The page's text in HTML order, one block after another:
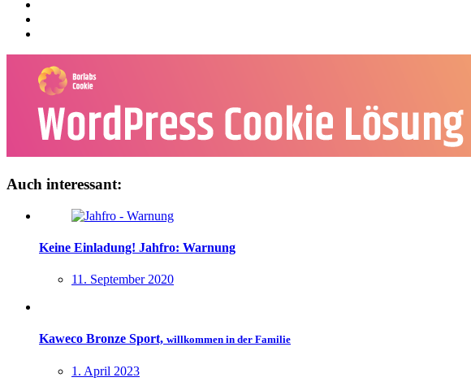
Auch interessant:
Keine Einladung! Jahfro: Warnung
11. September 2020
Kaweco Bronze Sport, willkommen in der Familie
1. April 2023